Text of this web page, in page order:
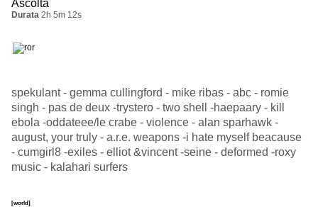
Ascolta
Durata 2h 5m 12s
spekulant - gemma cullingford - mike ribas - abc - romie
singh - pas de deux -trystero - two shell -haepaary - kill
ebola -oddateee/le crabe - violence - alan sparhawk -
august, your truly - a.r.e. weapons -i hate myself beacause
- cumgirl8 -exiles - elliot &vincent -seine - deformed -roxy
music - kalahari surfers
[world]